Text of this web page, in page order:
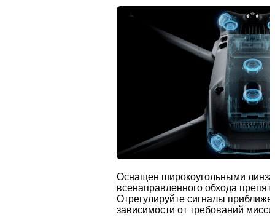
Оснащен широкоугольными
всенаправленного обхода
Отрегулируйте сигналы
зависимости от требований